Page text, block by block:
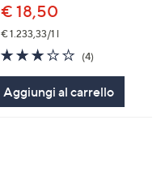
€ 18,50
€ 1.233,33/1 l
3.0
of
Stars
(4)4
Aggiungi al carrello